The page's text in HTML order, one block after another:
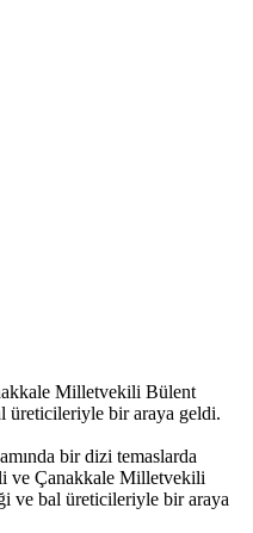
Milletvekili Bülent
üreticileriyle bir araya geldi.
bir dizi temaslarda
ve Çanakkale Milletvekili
ve bal üreticileriyle bir araya